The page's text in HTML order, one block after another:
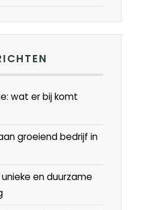
wat er bij komt
groeiend bedrijf in
en duurzame